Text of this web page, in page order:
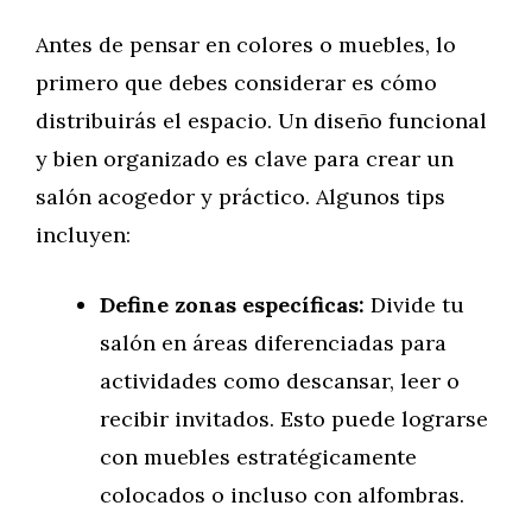
Antes de pensar en colores o muebles, lo
primero que debes considerar es cómo
distribuirás el espacio. Un diseño funcional
y bien organizado es clave para crear un
salón acogedor y práctico. Algunos tips
incluyen:
Define zonas específicas: Divide tu
salón en áreas diferenciadas para
actividades como descansar, leer o
recibir invitados. Esto puede lograrse
con muebles estratégicamente
colocados o incluso con alfombras.